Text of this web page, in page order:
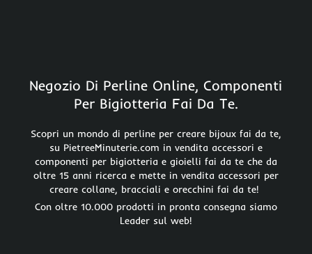
Negozio Di Perline Online, Componenti
Per Bigiotteria Fai Da Te.
Scopri un mondo di perline per creare bijoux fai da te,
su PietreeMinuterie.com in vendita accessori e
componenti per bigiotteria e gioielli fai da te che da
oltre 15 anni ricerca e mette in vendita accessori per
creare collane, bracciali e orecchini fai da te!
Con oltre 10.000 prodotti in pronta consegna siamo
Leader sul web!